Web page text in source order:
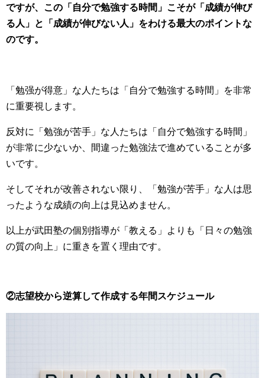
ですが、この「自分で勉強する時間」こそが「成績が伸び
る人」と「成績が伸びない人」をわける最大のポイントな
のです。
「勉强が得意」な人たちは「自分で勉強する時間」を非常
に重要視します。
反対に「勉強が苦手」な人たちは「自分で勉強する時間」
が非常に少ないか、間違った勉強法で進めていることが多
いです。
そしてそれが改善されない限り、「勉強が苦手」な人は思
ったような成績の向上は見込めません。
以上が武田塾の個別指導が「教える」よりも「日々の勉強
の質の向上」に重きを置く理由です。
②志望校から逆算して作成する年間スケジュール